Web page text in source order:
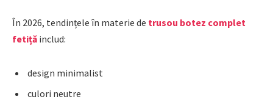
În 2026, tendințele în materie de trusou botez complet
fetiță includ:
design minimalist
culori neutre